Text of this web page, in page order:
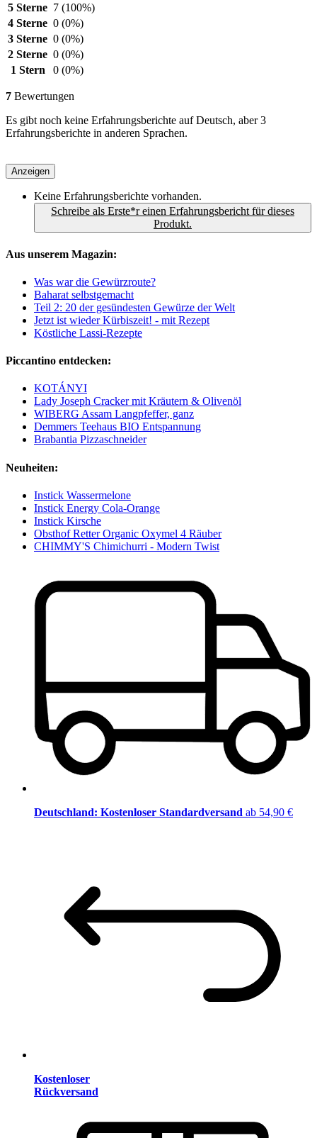
5 Sterne 7 (100%)
4 Sterne 0 (0%)
3 Sterne 0 (0%)
2 Sterne 0 (0%)
1 Stern
0 (0%)
7 Bewertungen
Es gibt noch keine Erfahrungsberichte auf Deutsch, aber 3
Erfahrungsberichte in anderen Sprachen.
Anzeigen
Keine Erfahrungsberichte vorhanden.
Schreibe als Erste*r einen Erfahrungsbericht für dieses
Produkt.
Aus unserem Magazin:
Was war die Gewürzroute?
Baharat selbstgemacht
Teil 2: 20 der gesündesten Gewürze der Welt
Jetzt ist wieder Kürbiszeit! - mit Rezept
Köstliche Lassi-Rezepte
Piccantino entdecken:
KOTÁNYI
Lady Joseph Cracker mit Kräutern & Olivenöl
WIBERG Assam Langpfeffer, ganz
Demmers Teehaus BIO Entspannung
Brabantia Pizzaschneider
Neuheiten:
Instick Wassermelone
Instick Energy Cola-Orange
Instick Kirsche
Obsthof Retter Organic Oxymel 4 Räuber
CHIMMY'S Chimichurri - Modern Twist
Deutschland: Kostenloser Standardversand ab 54,90 €
Kostenloser
Rückversand